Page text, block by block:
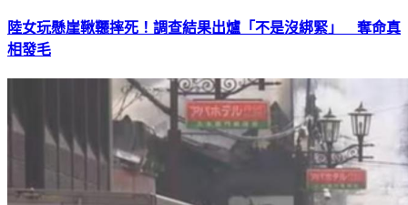
陸女玩懸崖鞦韆摔死！調查結果出爐「不是沒綁緊」 奪命真
相發毛